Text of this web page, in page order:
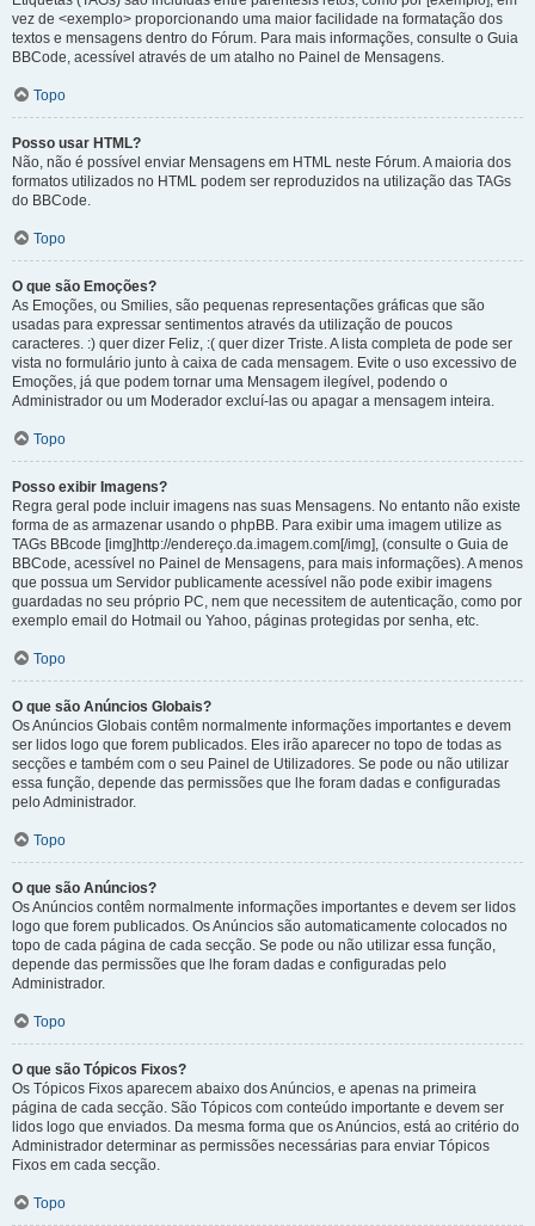
vez de <exemplo> proporcionando uma maior facilidade na formatação dos
textos e mensagens dentro do Fórum. Para mais informações, consulte o Guia
BBCode, acessível através de um atalho no Painel de Mensagens.
Topo
Posso usar HTML?
Não, não é possível enviar Mensagens em HTML neste Fórum. A maioria dos
formatos utilizados no HTML podem ser reproduzidos na utilização das TAGs
do BBCode.
Topo
O que são Emoções?
As Emoções, ou Smilies, são pequenas representações gráficas que são
usadas para expressar sentimentos através da utilização de poucos
caracteres. :) quer dizer Feliz, :( quer dizer Triste. A lista completa de pode ser
vista no formulário junto à caixa de cada mensagem. Evite o uso excessivo de
Emoções, já que podem tornar uma Mensagem ilegível, podendo o
Administrador ou um Moderador excluí-las ou apagar a mensagem inteira.
Topo
Posso exibir Imagens?
Regra geral pode incluir imagens nas suas Mensagens. No entanto não existe
forma de as armazenar usando o phpBB. Para exibir uma imagem utilize as
TAGs BBcode [img]http://endereço.da.imagem.com[/img], (consulte o Guia de
BBCode, acessível no Painel de Mensagens, para mais informações). A menos
que possua um Servidor publicamente acessível não pode exibir imagens
guardadas no seu próprio PC, nem que necessitem de autenticação, como por
exemplo email do Hotmail ou Yahoo, páginas protegidas por senha, etc.
Topo
O que são Anúncios Globais?
Os Anúncios Globais contêm normalmente informações importantes e devem
ser lidos logo que forem publicados. Eles irão aparecer no topo de todas as
secções e também com o seu Painel de Utilizadores. Se pode ou não utilizar
essa função, depende das permissões que lhe foram dadas e configuradas
pelo Administrador.
Topo
O que são Anúncios?
Os Anúncios contêm normalmente informações importantes e devem ser lidos
logo que forem publicados. Os Anúncios são automaticamente colocados no
topo de cada página de cada secção. Se pode ou não utilizar essa função,
depende das permissões que lhe foram dadas e configuradas pelo
Administrador.
Topo
O que são Tópicos Fixos?
Os Tópicos Fixos aparecem abaixo dos Anúncios, e apenas na primeira
página de cada secção. São Tópicos com conteúdo importante e devem ser
lidos logo que enviados. Da mesma forma que os Anúncios, está ao critério do
Administrador determinar as permissões necessárias para enviar Tópicos
Fixos em cada secção.
Topo